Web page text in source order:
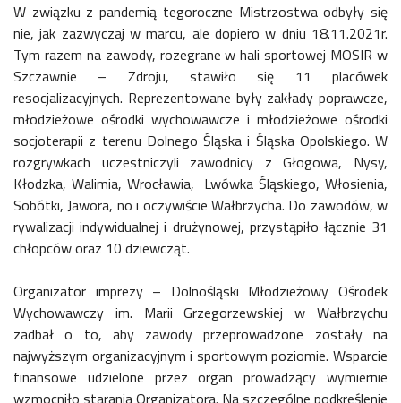
W związku z pandemią tegoroczne Mistrzostwa odbyły się
nie, jak zazwyczaj w marcu, ale dopiero w dniu 18.11.2021r.
Tym razem na zawody, rozegrane w hali sportowej MOSIR w
Szczawnie – Zdroju, stawiło się 11 placówek
resocjalizacyjnych. Reprezentowane były zakłady poprawcze,
młodzieżowe ośrodki wychowawcze i młodzieżowe ośrodki
socjoterapii z terenu Dolnego Śląska i Śląska Opolskiego. W
rozgrywkach uczestniczyli zawodnicy z Głogowa, Nysy,
Kłodzka, Walimia, Wrocławia, Lwówka Śląskiego, Włosienia,
Sobótki, Jawora, no i oczywiście Wałbrzycha. Do zawodów, w
rywalizacji indywidualnej i drużynowej, przystąpiło łącznie 31
chłopców oraz 10 dziewcząt.
Organizator imprezy – Dolnośląski Młodzieżowy Ośrodek
Wychowawczy im. Marii Grzegorzewskiej w Wałbrzychu
zadbał o to, aby zawody przeprowadzone zostały na
najwyższym organizacyjnym i sportowym poziomie. Wsparcie
finansowe udzielone przez organ prowadzący wymiernie
wzmocniło starania Organizatora. Na szczególne podkreślenie